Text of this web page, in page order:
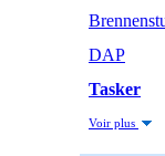
DAP
Tasker
Voir plus